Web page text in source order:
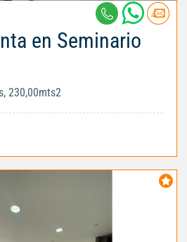
en Seminario
230,00mts2